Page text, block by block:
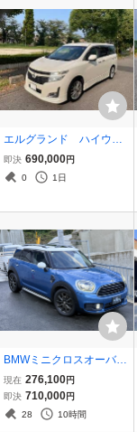
エルグランド ハイウェ
イスター アーバンクロ
ム 車検9年2月 乗って
即決 690,000円
0
1日
BMWミニクロスオーバー
クーパー D F60・2.0ディ
ーゼルターボ ・8AT ・大
型パノラマサンルー
現在 276,100円
即決 710,000円
28
10時間